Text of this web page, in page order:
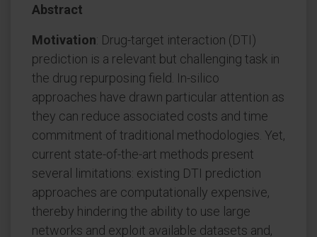
Abstract
Motivation: Drug-target interaction (DTI)
prediction is a relevant but challenging task in
the drug repurposing field. In-silico
approaches have drawn particular attention as
they can reduce associated costs and time
commitment of traditional methodologies. Yet,
current state-of-the-art methods present
several limitations: existing DTI prediction
approaches are computationally expensive,
thereby hindering the ability to use large
networks and exploit available datasets and,